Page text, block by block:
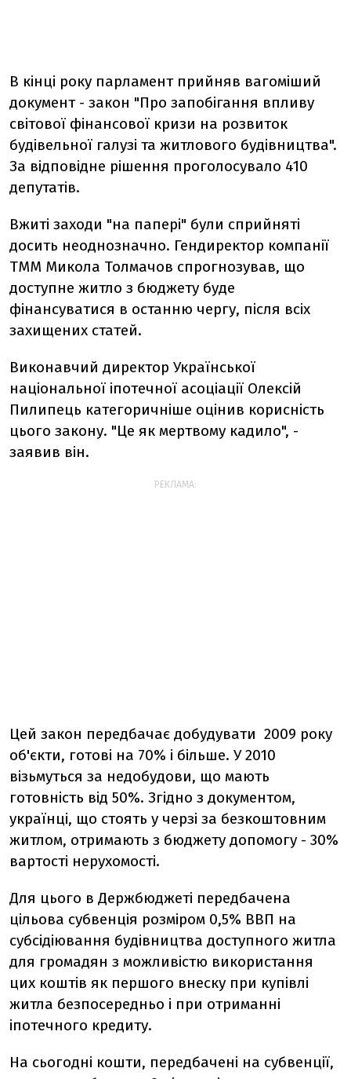
В кінці року парламент прийняв вагоміший
документ - закон "Про запобігання впливу
світової фінансової кризи на розвиток
будівельної галузі та житлового будівництва".
За відповідне рішення проголосувало 410
депутатів.
Вжиті заходи "на папері" були сприйняті
досить неоднозначно. Гендиректор компанії
ТММ Микола Толмачов спрогнозував, що
доступне житло з бюджету буде
фінансуватися в останню чергу, після всіх
захищених статей.
Виконавчий директор Української
національної іпотечної асоціації Олексій
Пилипець категоричніше оцінив корисність
цього закону. "Це як мертвому кадило", -
заявив він.
РЕКЛАМА:
Цей закон передбачає добудувати 2009 року
об'єкти, готові на 70% і більше. У 2010
візьмуться за недобудови, що мають
готовність від 50%. Згідно з документом,
українці, що стоять у черзі за безкоштовним
житлом, отримають з бюджету допомогу - 30%
вартості нерухомості.
Для цього в Держбюджеті передбачена
цільова субвенція розміром 0,5% ВВП на
субсідіювання будівництва доступного житла
для громадян з можливістю використання
цих коштів як першого внеску при купівлі
житла безпосередньо і при отриманні
іпотечного кредиту.
На сьогодні кошти, передбачені на субвенції,